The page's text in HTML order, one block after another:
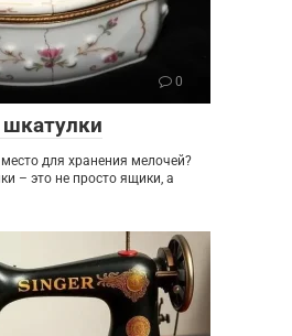
0
для хранения мелочей?
– это не просто ящики, а